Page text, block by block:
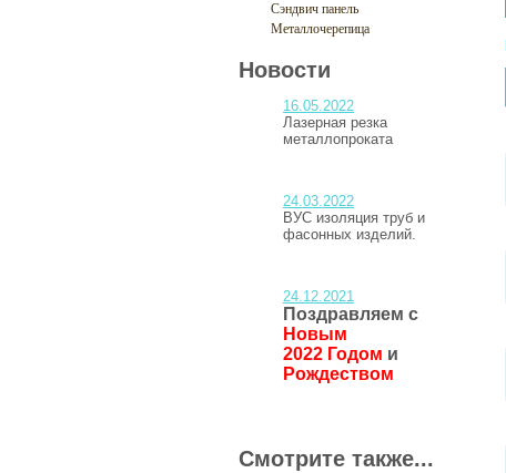
Сэндвич панель
Металлочерепица
Новости
16.05.2022
Лазерная резка
металлопроката
24.03.2022
ВУС изоляция труб и
фасонных изделий.
24.12.2021
Поздравляем с
Новым
2022 Годом и
Рождеством
Смотрите также...